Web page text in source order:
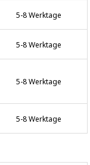
5-8 Werktage
5-8 Werktage
5-8 Werktage
5-8 Werktage